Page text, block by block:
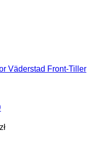
Väderstad Front-Tiller